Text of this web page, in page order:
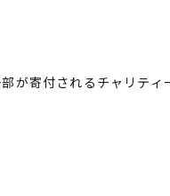
が寄付されるチャリティ